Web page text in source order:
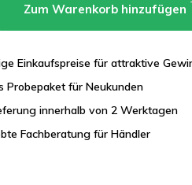
Zum Warenkorb hinzufügen
Einkaufspreise für attraktive
Probepaket für Neukunden
innerhalb von 2 Werktagen
Fachberatung für Händler